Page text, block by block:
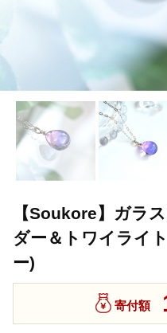
【Soukore】ガラ
ダー＆トワイライ
ー)
寄付額